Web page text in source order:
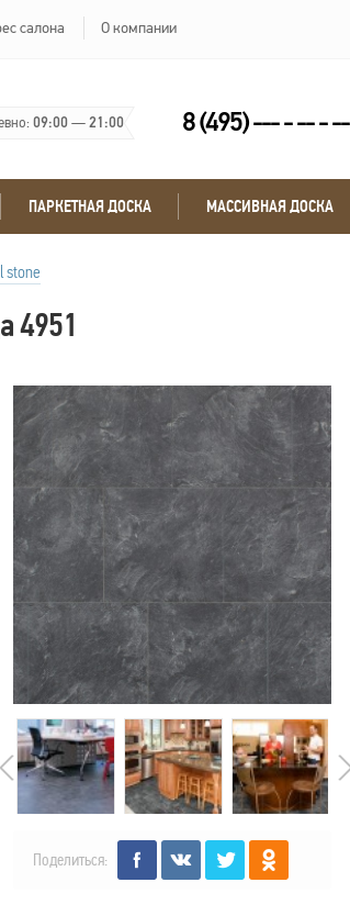
салона О компании
09:00—21:00 8 (495) --- - -- - --
ПАРКЕТНАЯ ДОСКА МАССИВНАЯ ДОСКА
stone
4951
Поделиться: